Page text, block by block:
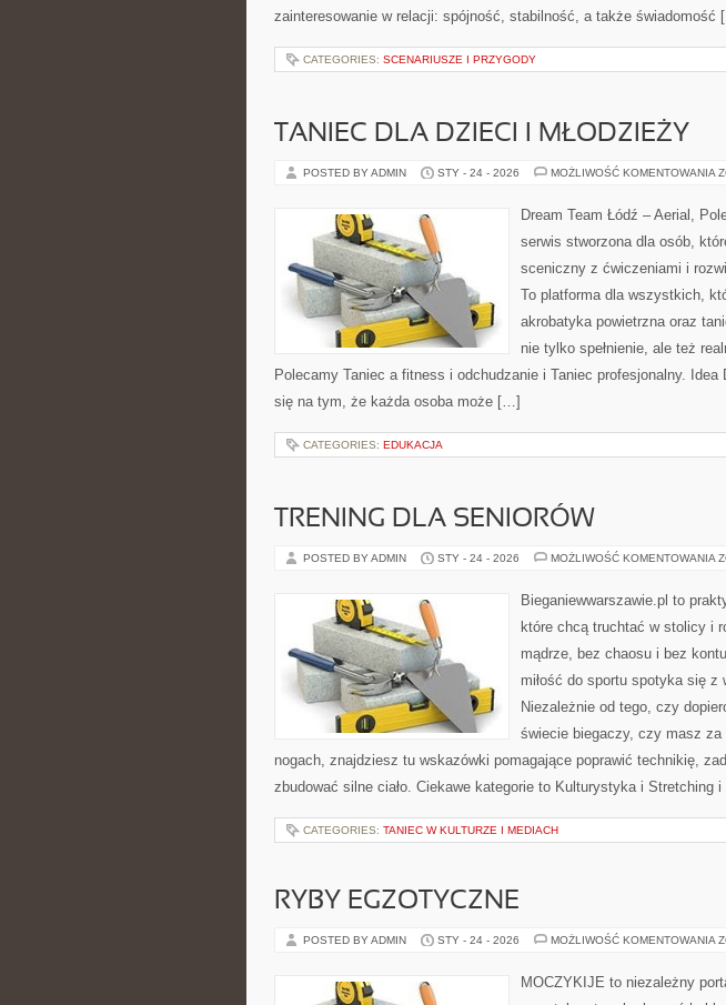
zainteresowanie w relacji: spójność, stabilność, a także świadomość
CATEGORIES: SCENARIUSZE I PRZYGODY
TANIEC DLA DZIECI I MŁODZIEŻY
POSTED BY ADMIN STY - 24 - 2026 MOŻLIWOŚĆ KOMENTOWANIA
I
Dream Team Łódź – Aerial,
serwis stworzona dla osób,
sceniczny z ćwiczeniami i
To platforma dla wszystkich,
akrobatyka powietrzna oraz
nie tylko spełnienie, ale też
Polecamy Taniec a fitness i odchudzanie i Taniec profesjonalny. Idea
się na tym, że każda osoba może […]
CATEGORIES: EDUKACJA
TRENING DLA SENIORÓW
POSTED BY ADMIN STY - 24 - 2026 MOŻLIWOŚĆ KOMENTOWANIA
Bieganiewwarszawie.pl to
które chcą truchtać w stolicy i
mądrze, bez chaosu i bez
miłość do sportu spotyka się z
Niezależnie od tego, czy
świecie biegaczy, czy masz za
nogach, znajdziesz tu wskazówki pomagające poprawić technikię,
zbudować silne ciało. Ciekawe kategorie to Kulturystyka i Stretching
CATEGORIES: TANIEC W KULTURZE I MEDIACH
RYBY EGZOTYCZNE
POSTED BY ADMIN STY - 24 - 2026 MOŻLIWOŚĆ KOMENTOWANIA
MOCZYKIJE to niezależny